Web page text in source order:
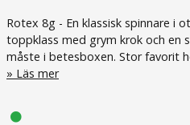
Rotex 8g - En klassisk spinnare i
toppklass med grym krok och en
måste i betesboxen. Stor favorit
Läs mer